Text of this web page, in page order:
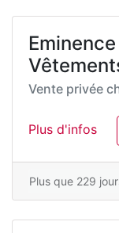
Eminence
Vente privée
Plus d'infos
Plus que 229